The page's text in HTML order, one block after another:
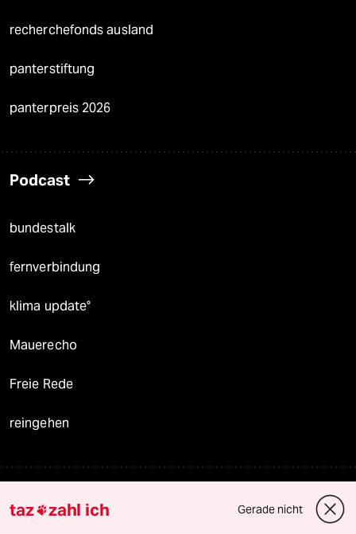
recherchefonds ausland
panterstiftung
panterpreis 2026
Podcast
bundestalk
fernverbindung
klima update°
Mauerecho
Freie Rede
reingehen
taz zahl ich Gerade nicht